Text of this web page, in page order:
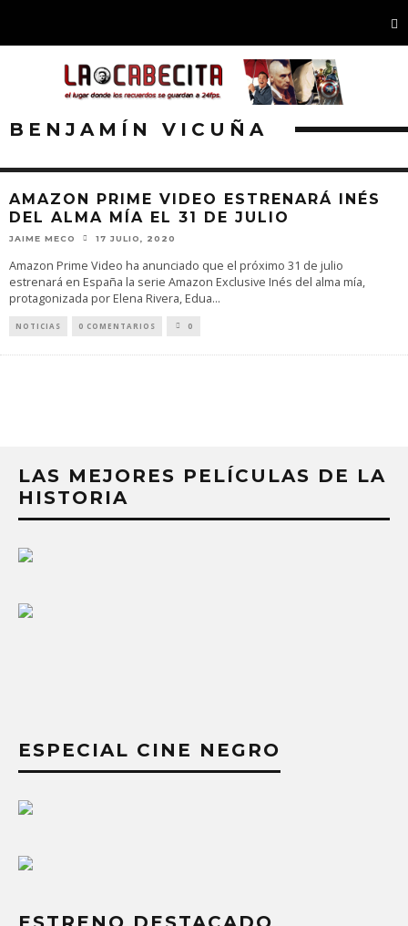
BENJAMÍN VICUÑA
AMAZON PRIME VIDEO ESTRENARÁ INÉS
DEL ALMA MÍA EL 31 DE JULIO
JAIME MECO 17 JULIO, 2020
Amazon Prime Video ha anunciado que el próximo 31 de julio
estrenará en España la serie Amazon Exclusive Inés del alma mía,
protagonizada por Elena Rivera, Edua...
NOTICIAS 0 COMENTARIOS 0
LAS MEJORES PELÍCULAS DE LA
HISTORIA
ESPECIAL CINE NEGRO